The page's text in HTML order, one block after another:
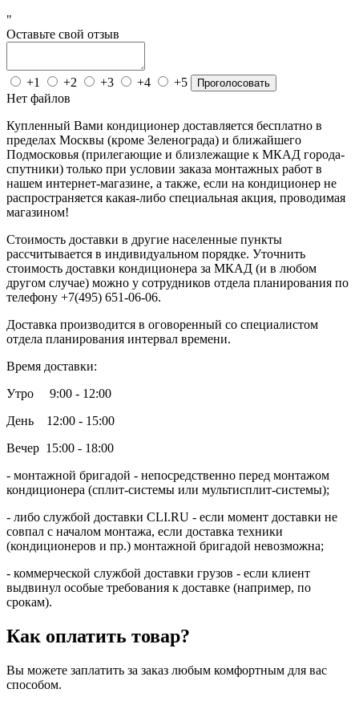
"
Оставьте свой отзыв
+1 +2 +3 +4 +5 Проголосовать
Нет файлов
Купленный Вами кондиционер доставляется бесплатно в
пределах Москвы (кроме Зеленограда) и ближайшего
Подмосковья (прилегающие и близлежащие к МКАД города-
спутники) только при условии заказа монтажных работ в
нашем интернет-магазине, а также, если на кондиционер не
распространяется какая-либо специальная акция, проводимая
магазином!
Стоимость доставки в другие населенные пункты
рассчитывается в индивидуальном порядке. Уточнить
стоимость доставки кондиционера за МКАД (и в любом
другом случае) можно у сотрудников отдела планирования по
телефону +7(495) 651-06-06.
Доставка производится в оговоренный со специалистом
отдела планирования интервал времени.
Время доставки:
Утро 9:00 - 12:00
День 12:00 - 15:00
Вечер 15:00 - 18:00
- монтажной бригадой - непосредственно перед монтажом
кондиционера (сплит-системы или мультисплит-системы);
- либо службой доставки CLI.RU - если момент доставки не
совпал с началом монтажа, если доставка техники
(кондиционеров и пр.) монтажной бригадой невозможна;
- коммерческой службой доставки грузов - если клиент
выдвинул особые требования к доставке (например, по
срокам).
Как оплатить товар?
Вы можете заплатить за заказ любым комфортным для вас
способом.